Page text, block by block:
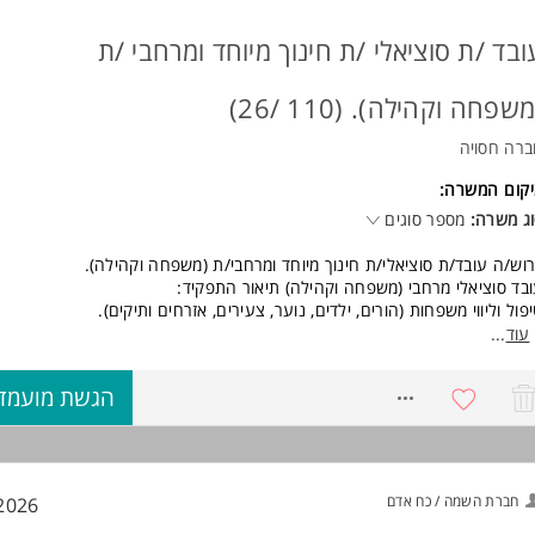
/ת סוציאלי /ת חינוך מיוחד ומרחבי /ת
וקהילה). (110 /26)
חסויה
המשרה:
משרה: מספר סוגים
ה עובד/ת סוציאלי/ת חינוך מיוחד ומרחבי/ת (משפחה וקהילה).
סוציאלי מרחבי (משפחה וקהילה) תיאור התפקיד:
וליווי משפחות (הורים, ילדים, נוער, צעירים, אזרחים ותיקים).
בלקוחות במטרה לשפור תפקודם האישי, המשפחתי והחברתי ע"י טיפול
אחריות על מתן השירות באזור גאוגרפי מוגדר שלקוחותיו הם הפרט ומשפחתו,
הישוב ובעלי התפקידים, בעת שגרה ובעת חירום.
בעיות וצרכים של הפרט ושל הקהילה.
יישוביות).
על שמירת קשר רציף עם המנהיגות המקומית לרבדיה, שמירה על קשר
המשיקות.
עוד...
הגשת
חברת השמה / כח אדם